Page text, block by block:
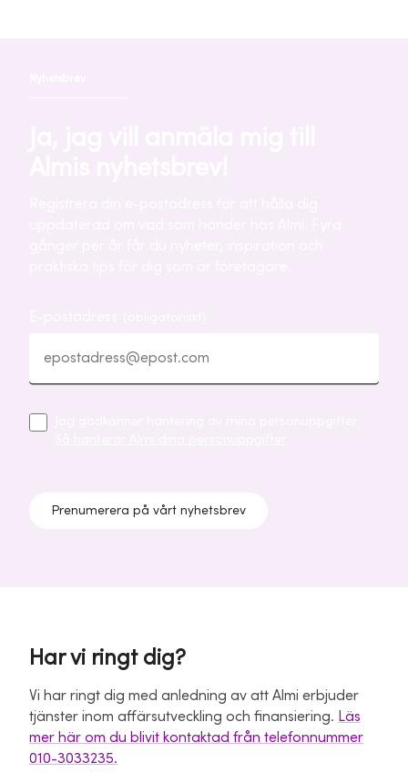
Prenumerera på vårt nyhetsbrev
Har vi ringt dig?
Vi har ringt dig med anledning av att Almi erbjuder
tjänster inom affärsutveckling och finansiering. Läs
mer här om du blivit kontaktad från telefonnummer
010-3033235.